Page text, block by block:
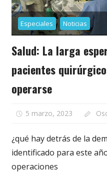
Especiales Noticias
Salud: La larga
pacientes
operarse
5 marzo, 2023
¿qué hay detrás de la
identificado para este
operaciones